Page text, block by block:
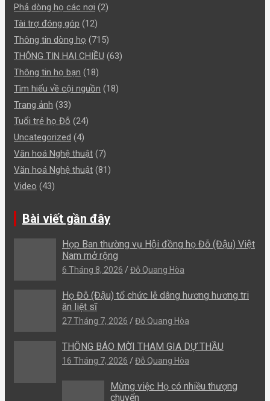
Phả dòng họ các nơi (2)
Tài trợ đóng góp (12)
Thông tin dòng họ (715)
THÔNG TIN HAI CHIỀU (63)
Thông tin họ bạn (18)
Tìm hiểu về cội nguồn (18)
Trang ảnh (33)
Tuổi trẻ họ Đỗ (24)
Uncategorized (4)
Văn hoá Nghệ thuật (7)
Văn hoá Nghệ thuật (81)
Video (43)
Bài viết gần đây
Họp Ban thường vụ Hội đồng họ Đỗ (Đậu) Việt
Nam mở rộng
6 Tháng 8, 2026 Đỗ Quang Hòa
Họ Đỗ (Đậu) tổ chức lễ dâng hương hương tri
ân liệt sĩ
27 Tháng 7, 2026 Đỗ Quang Hòa
THÔNG BÁO MỜI THAM GIA DỰ THẦU
16 Tháng 7, 2026 Đỗ Quang Hòa
Mừng việc Họ có nhiều thượng
chuyển